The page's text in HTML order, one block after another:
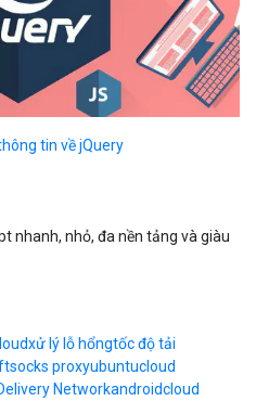
tin về jQuery
nhanh, nhỏ, đa nền tảng và giàu
xử lý lỗ hổngtốc độ tải
socks proxyubuntucloud
Networkandroidcloud